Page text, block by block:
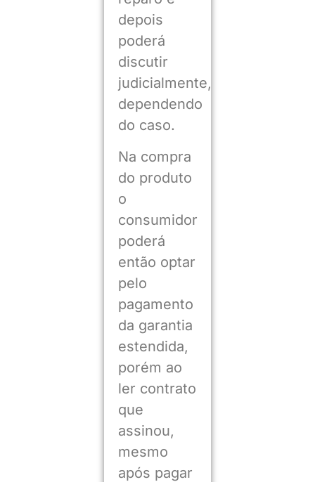
depois
poderá
discutir
judicialmente,
dependendo
do caso.
Na compra
do produto
o
consumidor
poderá
então optar
pelo
pagamento
da garantia
estendida,
porém ao
ler contrato
que
assinou,
mesmo
após pagar